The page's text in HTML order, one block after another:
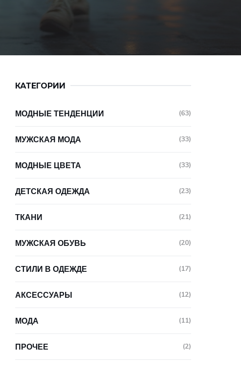
КАТЕГОРИИ
МОДНЫЕ ТЕНДЕНЦИИ (63)
МУЖСКАЯ МОДА (33)
МОДНЫЕ ЦВЕТА (33)
ДЕТСКАЯ ОДЕЖДА (23)
ТКАНИ (21)
МУЖСКАЯ ОБУВЬ (20)
СТИЛИ В ОДЕЖДЕ (17)
АКСЕССУАРЫ (12)
МОДА (11)
ПРОЧЕЕ (2)